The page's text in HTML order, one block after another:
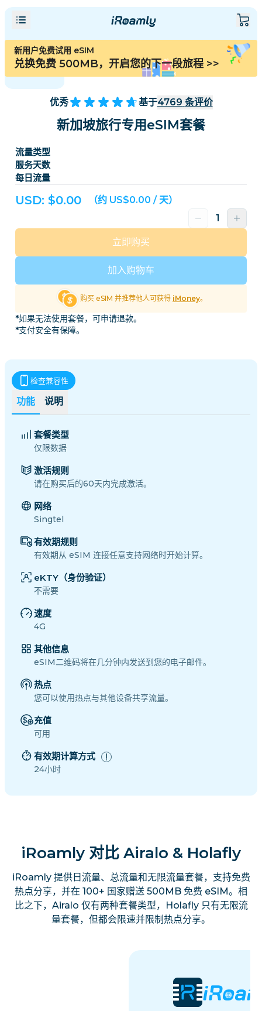
新用户免费试用 eSIM
兑换免费 500MB，开启您的下一段旅程 >>
优秀 基于4769 条评价
新加坡旅行专用eSIM套餐
流量类型
服务天数
每日流量
USD: $0.00 （约 US$0.00 / 天）
加入购物车
立即购买
购买 eSIM 并推荐他人可获得 iMoney。
*如果无法使用套餐，可申请退款。
*支付安全有保障。
功能 说明
检查兼容性
套餐类型
仅限数据
激活规则
请在购买后的60天内完成激活。
网络
Singtel
有效期规则
有效期从 eSIM 连接任意支持网络时开始计算。
eKTY（身份验证）
不需要
速度
4G
其他信息
eSIM二维码将在几分钟内发送到您的电子邮件。
热点
您可以使用热点与其他设备共享流量。
充值
可用
有效期计算方式
24小时
iRoamly 对比 Airalo & Holafly
iRoamly 提供日流量、总流量和无限流量套餐，支持免费
热点分享，并在 100+ 国家赠送 500MB 免费 eSIM。相
比之下，Airalo 仅有两种套餐类型，Holafly 只有无限流
量套餐，但都会限速并限制热点分享。